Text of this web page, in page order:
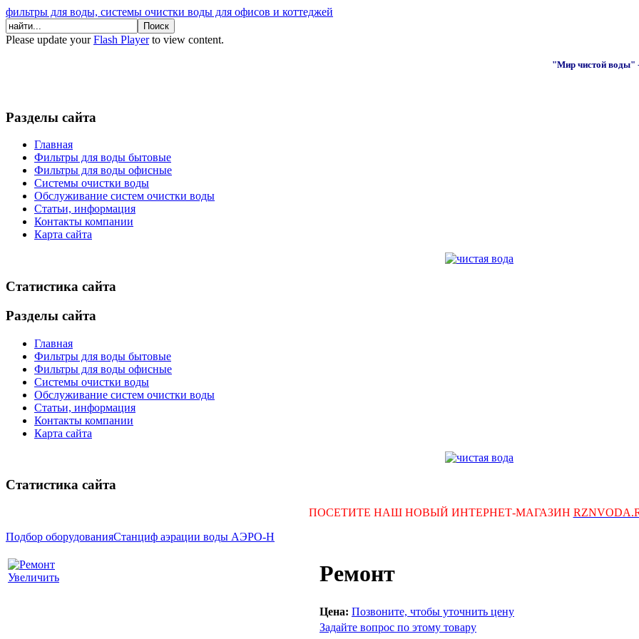
фильтры для воды, системы очистки воды для офисов и коттеджей
Please update yourFlash Playerto view content.
"Мир чистой воды"
Разделы сайта
Главная
Фильтры для воды бытовые
Фильтры для воды офисные
Системы очистки воды
Обслуживание систем очистки воды
Статьи, информация
Контакты компании
Карта сайта
Статистика сайта
Разделы сайта
Главная
Фильтры для воды бытовые
Фильтры для воды офисные
Системы очистки воды
Обслуживание систем очистки воды
Статьи, информация
Контакты компании
Карта сайта
Статистика сайта
ПОСЕТИТЕ НАШ НОВЫЙ ИНТЕРНЕТ-МАГАЗИН
Подбор оборудованияСтанциф аэрации воды АЭРО-Н
Увеличить Ремонт
Цена: Позвоните, чтобы уточнить цену
Задайте вопрос по этому товару